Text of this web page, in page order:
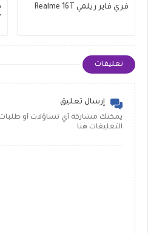
فري فاير ريلمي Realme 16T
تعليقات
إرسال تعليق
يمكنك مشاركة أي تساؤلات أو
التعليقات هنا